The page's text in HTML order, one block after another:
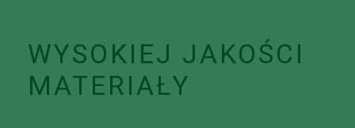
WYSOKIEJ JAKOŚCI
MATERIAŁY